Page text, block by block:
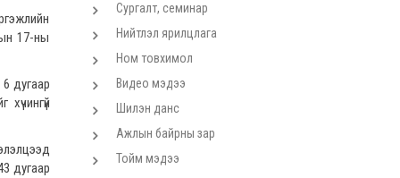
17-ны
дугаар
дугаар
Сургалт, семинар
Нийтлэл ярилцлага
Ном товхимол
Видео мэдээ
Шилэн данс
Ажлын байрны зар
Тойм мэдээ